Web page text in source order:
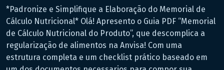
*Padronize e Simplifique a Elaboração do Memorial de
Cálculo Nutricional* Olá! Apresento o Guia PDF “Memorial
de Cálculo Nutricional do Produto”, que descomplica a
regularização de alimentos na Anvisa! Com uma
estrutura completa e um checklist prático baseado em